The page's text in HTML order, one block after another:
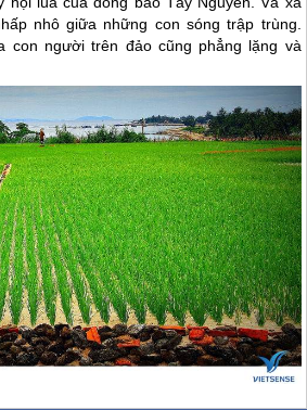
nhô giữa những con sóng trập trùng.
con người trên đảo cũng phẳng lặng và